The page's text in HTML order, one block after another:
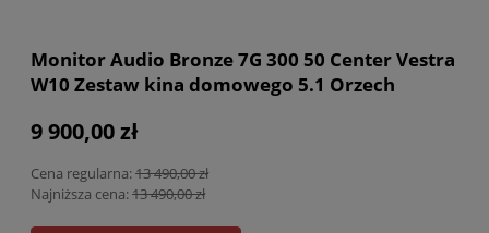
Monitor Audio Bronze 7G 300 50 Center Vestra
W10 Zestaw kina domowego 5.1 Orzech
9 900,00 zł
Cena regularna:13 490,00 zł
Najniższa cena:13 490,00 zł